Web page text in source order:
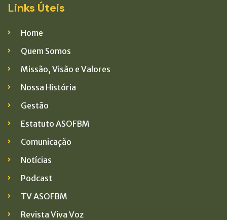
Links Úteis
Home
Quem Somos
Missão, Visão e Valores
Nossa História
Gestão
Estatuto ASOFBM
Comunicação
Notícias
Podcast
TV ASOFBM
Revista Viva Voz